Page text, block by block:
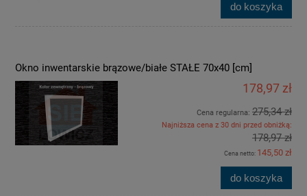
do koszyka
Okno inwentarskie brązowe/białe STAŁE 70x40 [cm]
178,97 zł
Cena regularna: 275,34 zł
Najniższa cena z 30 dni przed obniżką:
178,97 zł
Cena netto: 145,50 zł
do koszyka